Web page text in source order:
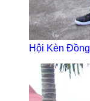
Hội Kèn Đồng